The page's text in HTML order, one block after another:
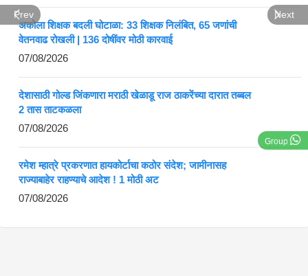
Group
Prev Next
अकोला शिक्षक बदली घोटाळा: 33 शिक्षक निलंबित, 65 जणांची
वेतनवाढ रोखली | 136 दोषींवर मोठी कारवाई
07/08/2026
देशासाठी गोल्ड जिंकणारा मराठी खेळाडू राज ठाकरेंच्या दारात तब्बल
2 तास ताटकळला
07/08/2026
रमेश म्हात्रे प्रकरणात हायकोर्टाचा कठोर संदेश; जामीनासह
राज्याबाहेर राहण्याचे आदेश ! 1 मोठी अट
07/08/2026